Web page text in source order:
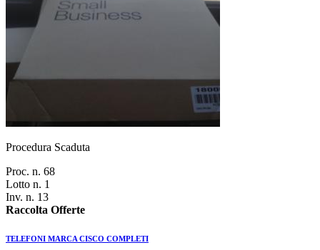
Procedura Scaduta
Proc. n. 68
Lotto n. 1
Inv. n. 13
Raccolta Offerte
TELEFONI MARCA CISCO COMPLETI